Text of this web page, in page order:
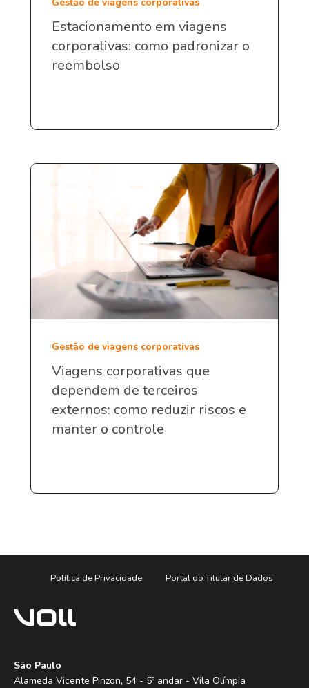
Estacionamento em viagens
corporativas: como padronizar o
reembolso
Gestão de viagens corporativas
Viagens corporativas que
dependem de terceiros
externos: como reduzir riscos e
manter o controle
Política de Privacidade Portal do Titular de Dados
São Paulo
Alameda Vicente Pinzon, 54 - 5º andar - Vila Olímpia